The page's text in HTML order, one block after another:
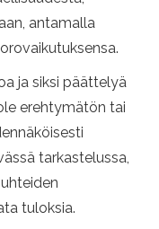
antamalla
ja siksi päättelyä
erehtymätön tai
tarkastelussa,
tuloksia.